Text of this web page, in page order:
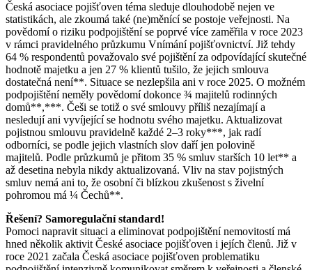
Česká asociace pojišťoven téma sleduje dlouhodobě nejen ve
statistikách, ale zkoumá také (ne)měnící se postoje veřejnosti. Na
povědomí o riziku podpojištění se poprvé více zaměřila v roce 2023
v rámci pravidelného průzkumu Vnímání pojišťovnictví. Již tehdy
64 % respondentů považovalo své pojištění za odpovídající skutečné
hodnotě majetku a jen 27 % klientů tušilo, že jejich smlouva
dostatečná není**. Situace se nezlepšila ani v roce 2025. O možném
podpojištění neměly povědomí dokonce ¾ majitelů rodinných
domů**,***. Češi se totiž o své smlouvy příliš nezajímají a
nesledují ani vyvíjející se hodnotu svého majetku. Aktualizovat
pojistnou smlouvu pravidelně každé 2–3 roky***, jak radí
odborníci, se podle jejich vlastních slov daří jen polovině
majitelů. Podle průzkumů je přitom 35 % smluv starších 10 let** a
až desetina nebyla nikdy aktualizovaná. Vliv na stav pojistných
smluv nemá ani to, že osobní či blízkou zkušenost s živelní
pohromou má ¼ Čechů**.
Řešení? Samoregulační standard!
Pomoci napravit situaci a eliminovat podpojištění nemovitostí má
hned několik aktivit České asociace pojišťoven i jejích členů. Již v
roce 2021 začala Česká asociace pojišťoven problematiku